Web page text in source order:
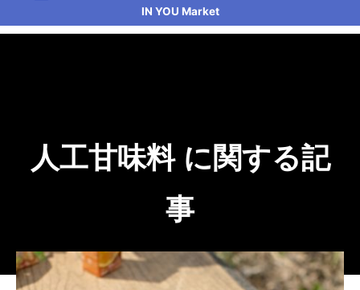
IN YOU Market
人工甘味料 に関する記
事